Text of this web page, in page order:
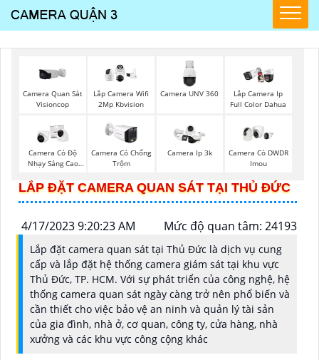
Camera Quan Sát
Visioncop
Lắp Camera Wifi
2Mp Kbvision
Camera UNV 360
Lắp Camera Ip
Full Color Dahua
Camera Có Độ
Nhạy Sáng Cao
Camera Có Chống
Trộm
Camera Ip 3k
Camera Có DWDR
Imou
LẮP ĐẶT CAMERA QUAN SÁT TẠI THỦ ĐỨC
4/17/2023 9:20:23 AM Mức độ quan tâm: 24193
Lắp đặt camera quan sát tại Thủ Đức là dịch vụ cung
cấp và lắp đặt hệ thống camera giám sát tại khu vực
Thủ Đức, TP. HCM. Với sự phát triển của công nghệ, hệ
thống camera quan sát ngày càng trở nên phổ biến và
cần thiết cho việc bảo vệ an ninh và quản lý tài sản
của gia đình, nhà ở, cơ quan, công ty, cửa hàng, nhà
xưởng và các khu vực công cộng khác